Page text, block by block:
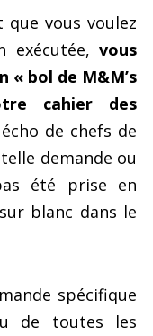
que vous voulez
exécutée, vous
« bol de M&M’s
cahier des
de chefs de
demande ou
été prise en
blanc dans le
spécifique
de toutes les